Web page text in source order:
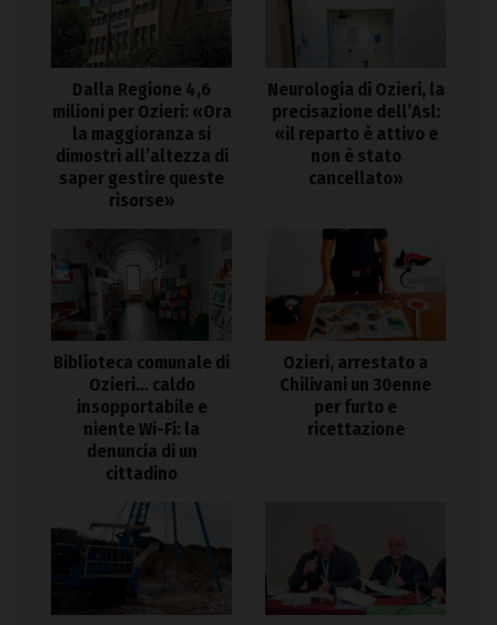
Dalla Regione 4,6
milioni per Ozieri: «Ora
la maggioranza si
dimostri all’altezza di
saper gestire queste
risorse»
Neurologia di Ozieri, la
precisazione dell’Asl:
«il reparto è attivo e
non è stato
cancellato»
Biblioteca comunale di
Ozieri… caldo
insopportabile e
niente Wi-Fi: la
denuncia di un
cittadino
Ozieri, arrestato a
Chilivani un 30enne
per furto e
ricettazione